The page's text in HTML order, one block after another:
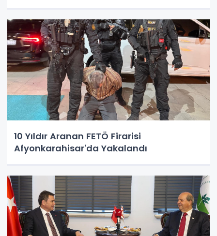
10 Yıldır Aranan FETÖ Firarisi
Afyonkarahisar'da Yakalandı